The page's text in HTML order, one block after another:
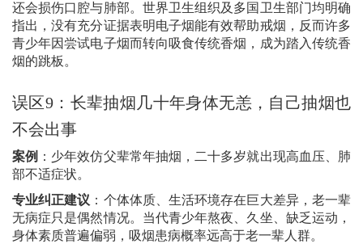
还会损伤口腔与肺部。 世界卫生组织及多国卫生部门均明确
指出，没有充分证据表明电子烟能有效帮助戒烟，反而许多
青少年因尝试电子烟而转向吸食传统香烟， 成为踏入传统香
烟的跳板。
误区9：长辈抽烟几十年身体无恙，自己抽烟也
不会出事
案例 ：少年效仿父辈常年抽烟，二十多岁就出现高血压、肺
部不适症状。
专业纠正建议 ：个体体质、生活环境存在巨大差异，老一辈
无病症只是偶然情况。当代青少年熬夜、久坐、缺乏运动，
身体素质普遍偏弱，吸烟患病概率远高于老一辈人群。